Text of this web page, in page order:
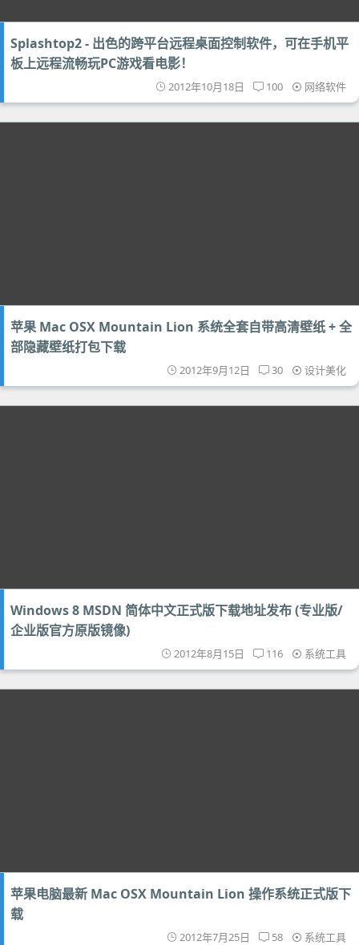
Splashtop2 - 出色的跨平台远程桌面控制软件，可在手机平
板上远程流畅玩PC游戏看电影！
2012年10月18日 100 网络软件
苹果 Mac OSX Mountain Lion 系统全套自带高清壁纸 + 全
部隐藏壁纸打包下载
2012年9月12日 30 设计美化
Windows 8 MSDN 简体中文正式版下载地址发布 (专业版/
企业版官方原版镜像)
2012年8月15日 116 系统工具
苹果电脑最新 Mac OSX Mountain Lion 操作系统正式版下
载
2012年7月25日 58 系统工具